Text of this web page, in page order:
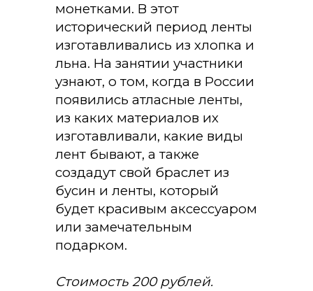
монетками. В этот
исторический период ленты
изготавливались из хлопка и
льна. На занятии участники
узнают, о том, когда в России
появились атласные ленты,
из каких материалов их
изготавливали, какие виды
лент бывают, а также
создадут свой браслет из
бусин и ленты, который
будет красивым аксессуаром
или замечательным
подарком.
Стоимость 200 рублей.